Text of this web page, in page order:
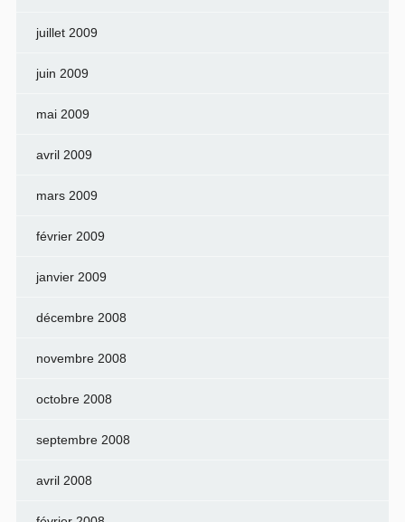
juillet 2009
juin 2009
mai 2009
avril 2009
mars 2009
février 2009
janvier 2009
décembre 2008
novembre 2008
octobre 2008
septembre 2008
avril 2008